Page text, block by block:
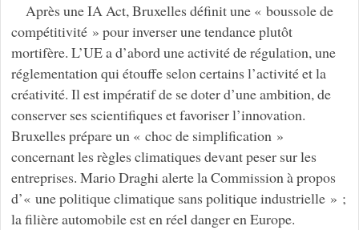
Après une IA Act, Bruxelles définit une « boussole de
compétitivité » pour inverser une tendance plutôt
mortifère. L’UE a d’abord une activité de régulation, une
réglementation qui étouffe selon certains l’activité et la
créativité. Il est impératif de se doter d’une ambition, de
conserver ses scientifiques et favoriser l’innovation.
Bruxelles prépare un « choc de simplification »
concernant les règles climatiques devant peser sur les
entreprises. Mario Draghi alerte la Commission à propos
d’« une politique climatique sans politique industrielle » ;
la filière automobile est en réel danger en Europe.